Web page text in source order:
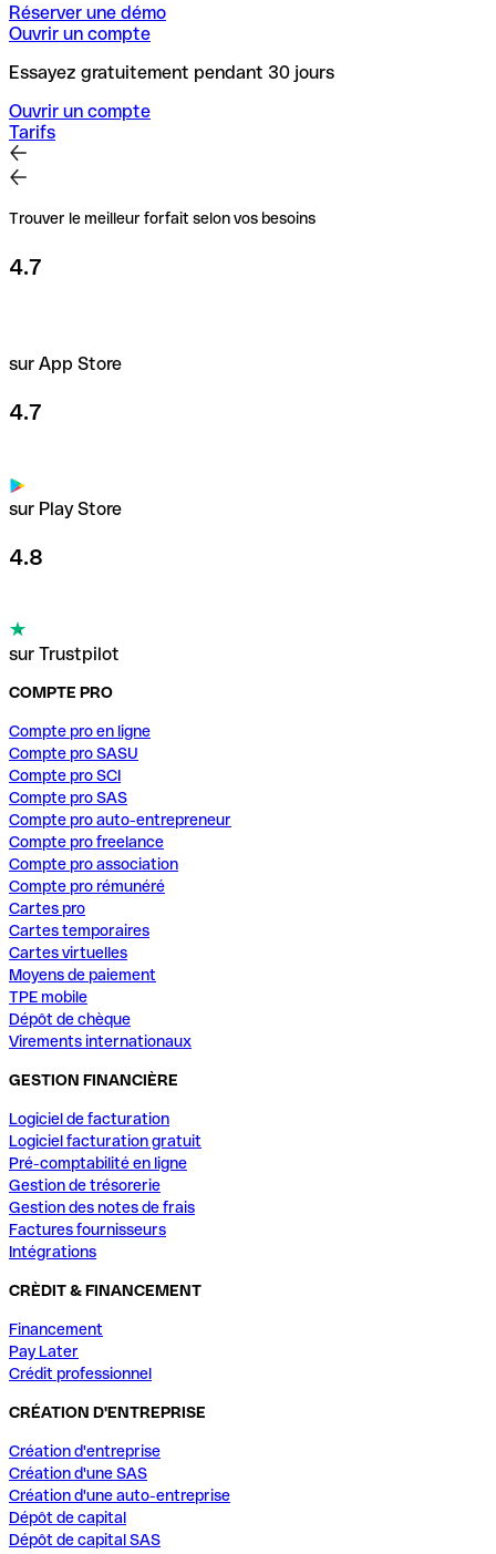
Réserver une démo
Ouvrir un compte
Essayez gratuitement pendant 30 jours
Ouvrir un compte
Tarifs
Trouver le meilleur forfait selon vos besoins
4.7
sur App Store
4.7
sur Play Store
4.8
sur Trustpilot
COMPTE PRO
Compte pro en ligne
Compte pro SASU
Compte pro SCI
Compte pro SAS
Compte pro auto-entrepreneur
Compte pro freelance
Compte pro association
Compte pro rémunéré
Cartes pro
Cartes temporaires
Cartes virtuelles
Moyens de paiement
TPE mobile
Dépôt de chèque
Virements internationaux
GESTION FINANCIÈRE
Logiciel de facturation
Logiciel facturation gratuit
Pré-comptabilité en ligne
Gestion de trésorerie
Gestion des notes de frais
Factures fournisseurs
Intégrations
CRÈDIT & FINANCEMENT
Financement
Pay Later
Crédit professionnel
CRÉATION D'ENTREPRISE
Création d'entreprise
Création d'une SAS
Création d'une auto-entreprise
Dépôt de capital
Dépôt de capital SAS